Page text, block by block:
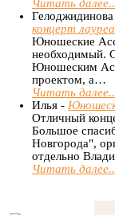
Читать
концерт
Юношеские
необходимый.
Юношеским
проектом, а…
Читать
Илья -
Отличный
Большое
Новгорода",
отдельно
Читать